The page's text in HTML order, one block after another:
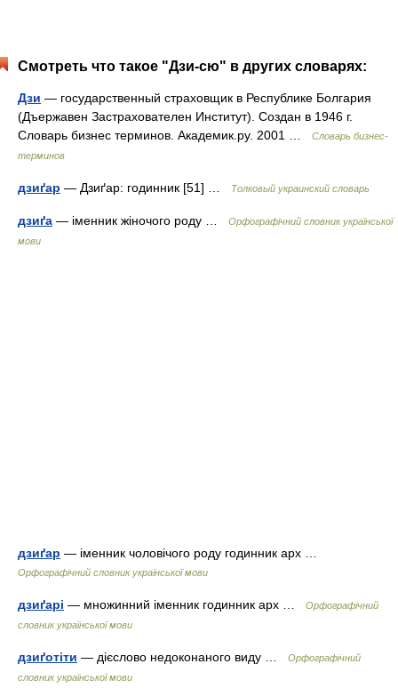
Смотреть что такое "Дзи-сю" в других словарях:
Дзи — государственный страховщик в Республике Болгария
(Дъержавен Застрахователен Институт). Создан в 1946 г.
Словарь бизнес терминов. Академик.ру. 2001 …
Словарь бизнес-
терминов
дзиґар — Дзиґар: годинник [51] … Толковый украинский словарь
дзиґа — іменник жіночого роду …
Орфографічний словник української
мови
дзиґар — іменник чоловічого роду годинник арх …
Орфографічний словник української мови
дзиґарі — множинний іменник годинник арх …
Орфографічний
словник української мови
дзиґотіти — дієслово недоконаного виду …
Орфографічний
словник української мови